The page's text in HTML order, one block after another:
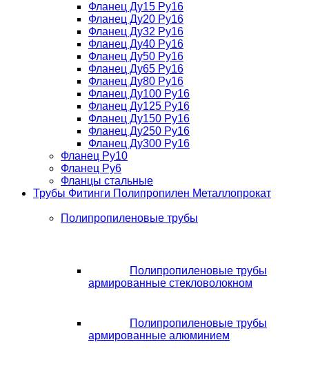
Фланец Ду15 Ру16
Фланец Ду20 Ру16
Фланец Ду32 Ру16
Фланец Ду40 Ру16
Фланец Ду50 Ру16
Фланец Ду65 Ру16
Фланец Ду80 Ру16
Фланец Ду100 Ру16
Фланец Ду125 Ру16
Фланец Ду150 Ру16
Фланец Ду250 Ру16
Фланец Ду300 Ру16
Фланец Ру10
Фланец Ру6
Фланцы стальные
Трубы Фитинги Полипропилен Металлопрокат
Полипропиленовые трубы
Полипропиленовые трубы
армированные стекловолокном
Полипропиленовые трубы
армированные алюминием